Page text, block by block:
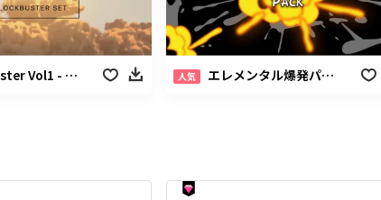
- 爆発パック 人気 エレメンタル爆発パック